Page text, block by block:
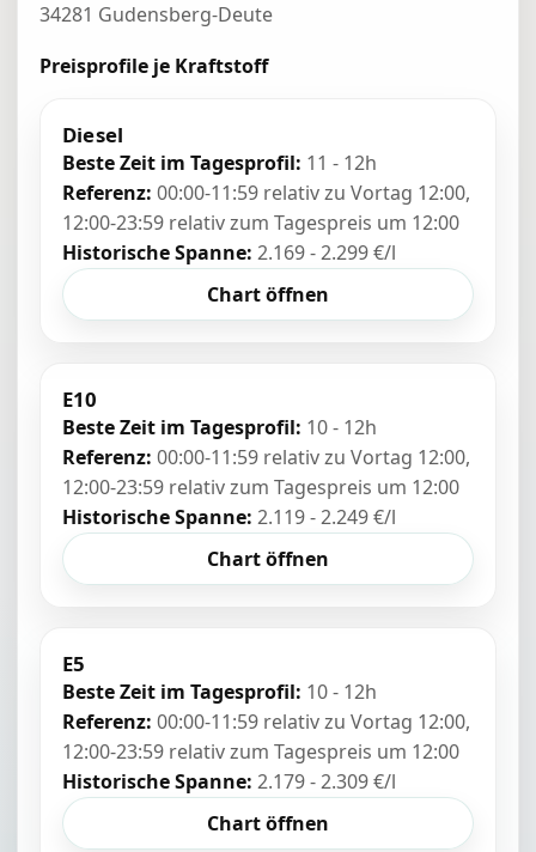
34281 Gudensberg-Deute
Preisprofile je Kraftstoff
Diesel
Beste Zeit im Tagesprofil: 11 - 12h
Referenz: 00:00-11:59 relativ zu Vortag 12:00,
12:00-23:59 relativ zum Tagespreis um 12:00
Historische Spanne: 2.169 - 2.299 €/l
Chart öffnen
E10
Beste Zeit im Tagesprofil: 10 - 12h
Referenz: 00:00-11:59 relativ zu Vortag 12:00,
12:00-23:59 relativ zum Tagespreis um 12:00
Historische Spanne: 2.119 - 2.249 €/l
Chart öffnen
E5
Beste Zeit im Tagesprofil: 10 - 12h
Referenz: 00:00-11:59 relativ zu Vortag 12:00,
12:00-23:59 relativ zum Tagespreis um 12:00
Historische Spanne: 2.179 - 2.309 €/l
Chart öffnen